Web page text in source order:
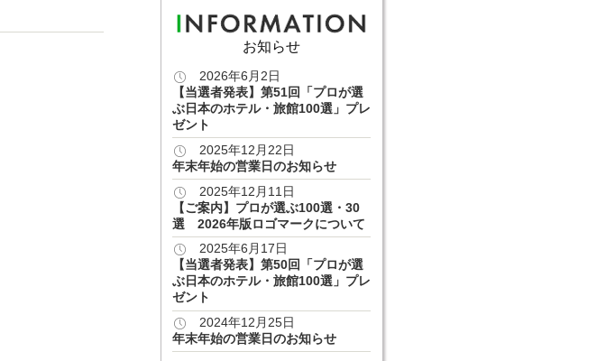
お知らせ
2026年6月2日
【当選者発表】第51回「プロが選
ぶ日本のホテル・旅館100選」プレ
ゼント
2025年12月22日
年末年始の営業日のお知らせ
2025年12月11日
【ご案内】プロが選ぶ100選・30
選 2026年版ロゴマークについて
2025年6月17日
【当選者発表】第50回「プロが選
ぶ日本のホテル・旅館100選」プレ
ゼント
2024年12月25日
年末年始の営業日のお知らせ